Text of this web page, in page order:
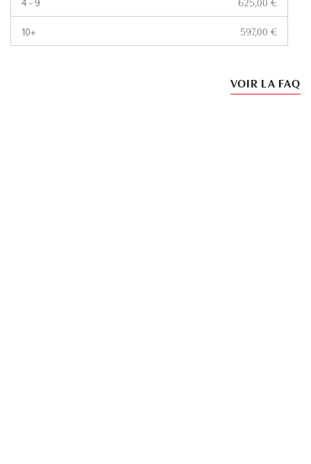
10+
597,00€
VOIR LA FAQ